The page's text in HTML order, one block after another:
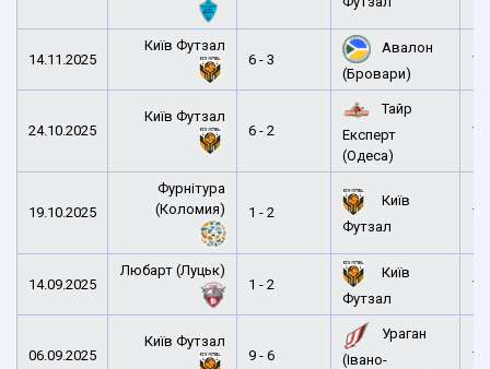
14.11.2025
Київ Футзал
6 - 3
Авалон
(Бровари)
24.10.2025
Київ Футзал
6 - 2
Тайр
Експерт
(Одеса)
19.10.2025
Фурнітура
(Коломия)
1 - 2
Київ
Футзал
14.09.2025
Любарт (Луцьк)
1 - 2
Київ
Футзал
06.09.2025
Київ Футзал
9 - 6
Ураган
(Івано-